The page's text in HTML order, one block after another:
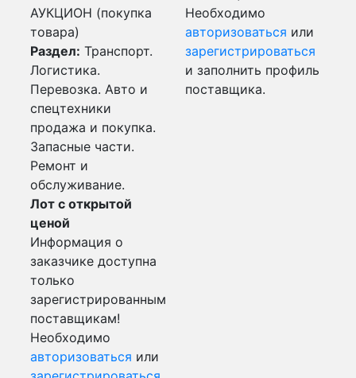
АУКЦИОН (покупка
товара)
Раздел: Транспорт.
Логистика.
Перевозка. Авто и
спецтехники
продажа и покупка.
Запасные части.
Ремонт и
обслуживание.
Лот с открытой
ценой
Информация о
заказчике доступна
только
зарегистрированным
поставщикам!
Необходимо
авторизоваться или
Необходимо
авторизоваться или
зарегистрироваться
и заполнить профиль
поставщика.